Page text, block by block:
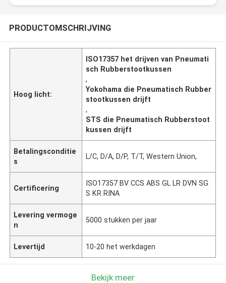
PRODUCTOMSCHRIJVING
Hoog licht:
ISO17357 het drijven van Pneumati
sch Rubberstootkussen
,
Yokohama die Pneumatisch Rubber
stootkussen drijft
,
STS die Pneumatisch Rubberstoot
kussen drijft
Betalingsconditie
s
L/C, D/A, D/P, T/T, Western Union,
Certificering
ISO17357 BV CCS ABS GL LR DVN SG
S KR RINA
Levering vermoge
n
5000 stukken per jaar
Levertijd 10-20 het werkdagen
Bekijk meer